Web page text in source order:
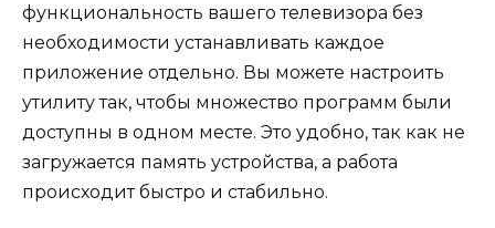
функциональность вашего телевизора без
необходимости устанавливать каждое
приложение отдельно. Вы можете настроить
утилиту так, чтобы множество программ были
доступны в одном месте. Это удобно, так как не
загружается память устройства, а работа
происходит быстро и стабильно.